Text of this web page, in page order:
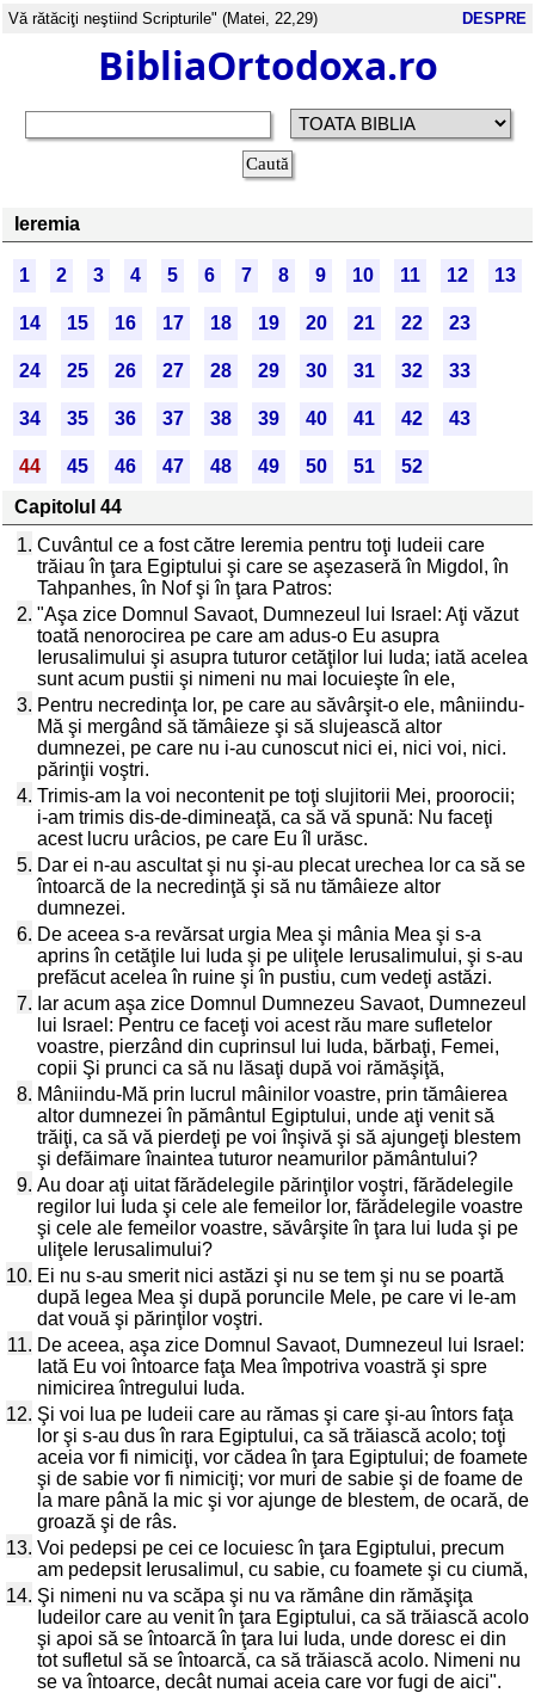
Vă rătăciţi neştiind Scripturile" (Matei, 22,29) DESPRE
BibliaOrtodoxa.ro
Ieremia
1 2 3 4 5 6 7 8 9 10 11 12 13
14 15 16 17 18 19 20 21 22 23
24 25 26 27 28 29 30 31 32 33
34 35 36 37 38 39 40 41 42 43
44 45 46 47 48 49 50 51
52
Capitolul 44
1. Cuvântul ce a fost către Ieremia pentru toţi Iudeii care
trăiau în ţara Egiptului şi care se aşezaseră în Migdol, în
Tahpanhes, în Nof şi în ţara Patros:
2. "Aşa zice Domnul Savaot, Dumnezeul lui Israel: Aţi văzut
toată nenorocirea pe care am adus-o Eu asupra
Ierusalimului şi asupra tuturor cetăţilor lui Iuda; iată acelea
sunt acum pustii şi nimeni nu mai locuieşte în ele,
3. Pentru necredinţa lor, pe care au săvârşit-o ele, mâniindu-
Mă şi mergând să tămâieze şi să slujească altor
dumnezei, pe care nu i-au cunoscut nici ei, nici voi, nici.
părinţii voştri.
4. Trimis-am la voi necontenit pe toţi slujitorii Mei, proorocii;
i-am trimis dis-de-dimineaţă, ca să vă spună: Nu faceţi
acest lucru urâcios, pe care Eu îl urăsc.
5. Dar ei n-au ascultat şi nu şi-au plecat urechea lor ca să se
întoarcă de la necredinţă şi să nu tămâieze altor
dumnezei.
6. De aceea s-a revărsat urgia Mea şi mânia Mea şi s-a
aprins în cetăţile lui Iuda şi pe uliţele Ierusalimului, şi s-au
prefăcut acelea în ruine şi în pustiu, cum vedeţi astăzi.
7. Iar acum aşa zice Domnul Dumnezeu Savaot, Dumnezeul
lui Israel: Pentru ce faceţi voi acest rău mare sufletelor
voastre, pierzând din cuprinsul lui Iuda, bărbaţi, Femei,
copii Şi prunci ca să nu lăsaţi după voi rămăşiţă,
8. Mâniindu-Mă prin lucrul mâinilor voastre, prin tămâierea
altor dumnezei în pământul Egiptului, unde aţi venit să
trăiţi, ca să vă pierdeţi pe voi înşivă şi să ajungeţi blestem
şi defăimare înaintea tuturor neamurilor pământului?
9. Au doar aţi uitat fărădelegile părinţilor voştri, fărădelegile
regilor lui Iuda şi cele ale femeilor lor, fărădelegile voastre
şi cele ale femeilor voastre, săvârşite în ţara lui Iuda şi pe
uliţele Ierusalimului?
10. Ei nu s-au smerit nici astăzi şi nu se tem şi nu se poartă
după legea Mea şi după poruncile Mele, pe care vi le-am
dat vouă şi părinţilor voştri.
11. De aceea, aşa zice Domnul Savaot, Dumnezeul lui Israel:
Iată Eu voi întoarce faţa Mea împotriva voastră şi spre
nimicirea întregului Iuda.
12. Şi voi lua pe Iudeii care au rămas şi care şi-au întors faţa
lor şi s-au dus în rara Egiptului, ca să trăiască acolo; toţi
aceia vor fi nimiciţi, vor cădea în ţara Egiptului; de foamete
şi de sabie vor fi nimiciţi; vor muri de sabie şi de foame de
la mare până la mic şi vor ajunge de blestem, de ocară, de
groază şi de râs.
13. Voi pedepsi pe cei ce locuiesc în ţara Egiptului, precum
am pedepsit Ierusalimul, cu sabie, cu foamete şi cu ciumă,
14. Şi nimeni nu va scăpa şi nu va rămâne din rămăşiţa
Iudeilor care au venit în ţara Egiptului, ca să trăiască acolo
şi apoi să se întoarcă în ţara lui Iuda, unde doresc ei din
tot sufletul să se întoarcă, ca să trăiască acolo. Nimeni nu
se va întoarce, decât numai aceia care vor fugi de aici".